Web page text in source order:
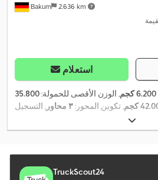
Bakum 2.636 km
استعلام
6.200 كجم , الوزن الأقصى للحمولة:35.800
كجم , تكوين المحور:٣ محاور
, التسجيل
, مقاس الإطار:
, سنة الصنع:2021, ساعات التشغيل:
385/65 22,5 , كابينة السائق:كابينة نهارية,
تسجيل الشاحنة, نظام الفرامل المانعة
TruckScout24